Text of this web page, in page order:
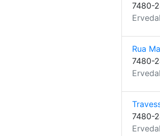
7480-
Rua
7480-
7480-